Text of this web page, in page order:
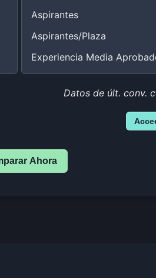
Aspirantes
Aspirantes/Plaza
Experiencia Media
Datos de últ. conv.
Ahora